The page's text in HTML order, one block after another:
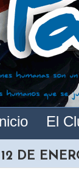
El
DE